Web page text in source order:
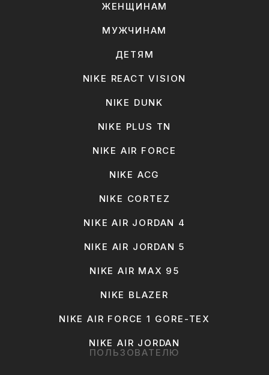
ЖЕНЩИНАМ
МУЖЧИНАМ
ДЕТЯМ
NIKE REACT VISION
NIKE DUNK
NIKE PLUS TN
NIKE AIR FORCE
NIKE ACG
NIKE CORTEZ
NIKE AIR JORDAN 4
NIKE AIR JORDAN 5
NIKE AIR MAX 95
NIKE BLAZER
NIKE AIR FORCE 1 GORE-TEX
NIKE AIR JORDAN
ПОЛЬЗОВАТЕЛЮ